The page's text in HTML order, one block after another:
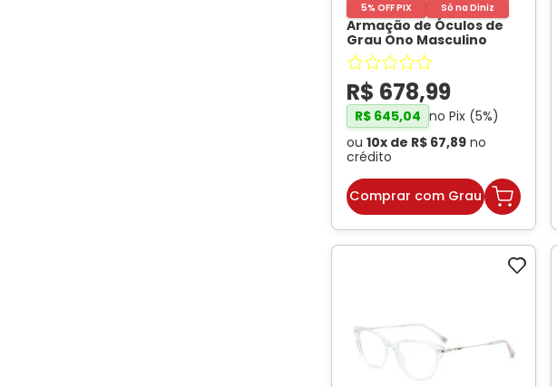
5% OFF PIX Só na Diniz
Armação de Óculos de
Grau Ono Masculino
ON6004 Retangular Cor
Grafite Escuro
R$ 678,99
R$ 645,04 no Pix (5%)
ou 10x de R$ 67,89no
crédito
Comprar com Grau